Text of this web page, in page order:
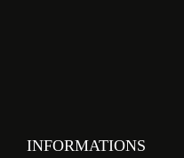
INFORMATIONS